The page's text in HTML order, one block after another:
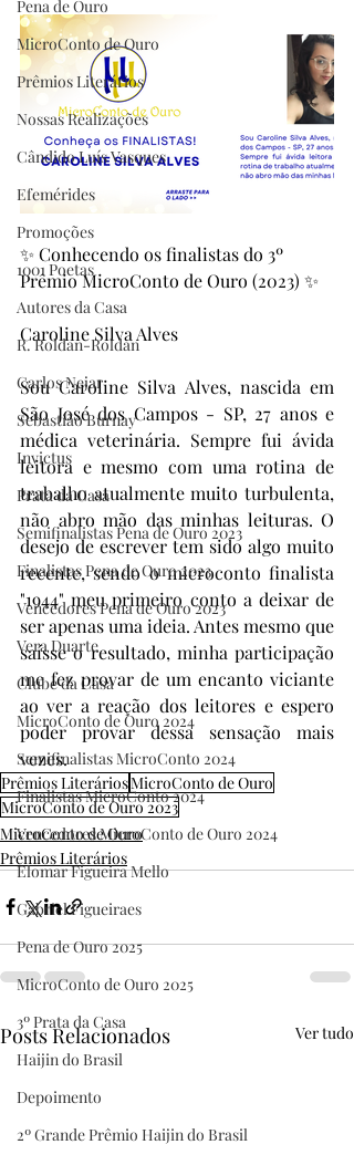
Pena de Ouro
MicroConto de Ouro
Prêmios Literários
Nossas Realizações
Cândido Luís Vasques
Efemérides
Promoções
1001 Poetas
Autores da Casa
R. Roldan-Roldan
Carlos Nejar
Sebastião Burnay
Invictus
Prata da Casa
Semifinalistas Pena de Ouro 2023
Finalistas Pena de Ouro 2023
Vencedores Pena de Ouro 2023
Vera Duarte
Clube da Casa
MicroConto de Ouro 2024
Semifinalistas MicroConto 2024
Finalistas MicroConto 2024
Vencedores MicroConto de Ouro 2024
Elomar Figueira Mello
Gabriel Figueiraes
Pena de Ouro 2025
MicroConto de Ouro 2025
3º Prata da Casa
Haijin do Brasil
Depoimento
2º Grande Prêmio Haijin do Brasil
✨ Conhecendo os finalistas do 3º
Prêmio MicroConto de Ouro (2023) ✨
Caroline Silva Alves
Sou Caroline Silva Alves, nascida em
São José dos Campos - SP, 27 anos e
médica veterinária. Sempre fui ávida
leitora e mesmo com uma rotina de
trabalho atualmente muito turbulenta,
não abro mão das minhas leituras. O
desejo de escrever tem sido algo muito
recente, sendo o microconto finalista
"1944" meu primeiro conto a deixar de
ser apenas uma ideia. Antes mesmo que
saísse o resultado, minha participação
me fez provar de um encanto viciante
ao ver a reação dos leitores e espero
poder provar dessa sensação mais
vezes.
Prêmios LiteráriosMicroConto de Ouro
MicroConto de Ouro 2023
MicroConto de Ouro
Prêmios Literários
Posts Relacionados Ver tudo